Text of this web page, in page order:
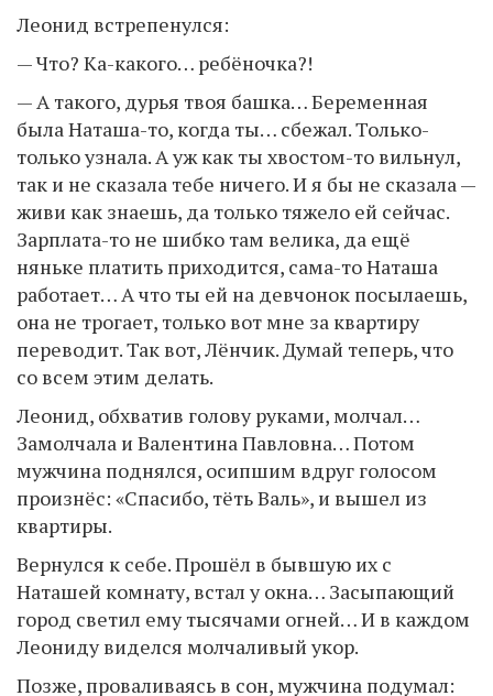
Леонид встрепенулся:
— Что? Ка-какого… ребёночка?!
— А такого, дурья твоя башка… Беременная
была Наташа-то, когда ты… сбежал. Только-
только узнала. А уж как ты хвостом-то вильнул,
так и не сказала тебе ничего. И я бы не сказала —
живи как знаешь, да только тяжело ей сейчас.
Зарплата-то не шибко там велика, да ещё
няньке платить приходится, сама-то Наташа
работает… А что ты ей на девчонок посылаешь,
она не трогает, только вот мне за квартиру
переводит. Так вот, Лёнчик. Думай теперь, что
со всем этим делать.
Леонид, обхватив голову руками, молчал…
Замолчала и Валентина Павловна… Потом
мужчина поднялся, осипшим вдруг голосом
произнёс: «Спасибо, тёть Валь», и вышел из
квартиры.
Вернулся к себе. Прошёл в бывшую их с
Наташей комнату, встал у окна… Засыпающий
город светил ему тысячами огней… И в каждом
Леониду виделся молчаливый укор.
Позже, проваливаясь в сон, мужчина подумал: